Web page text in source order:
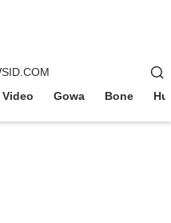
Video Gowa Bone